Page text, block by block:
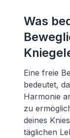
Was
Eine freie
bedeutet,
Harmonie
zu
deines
täglichen